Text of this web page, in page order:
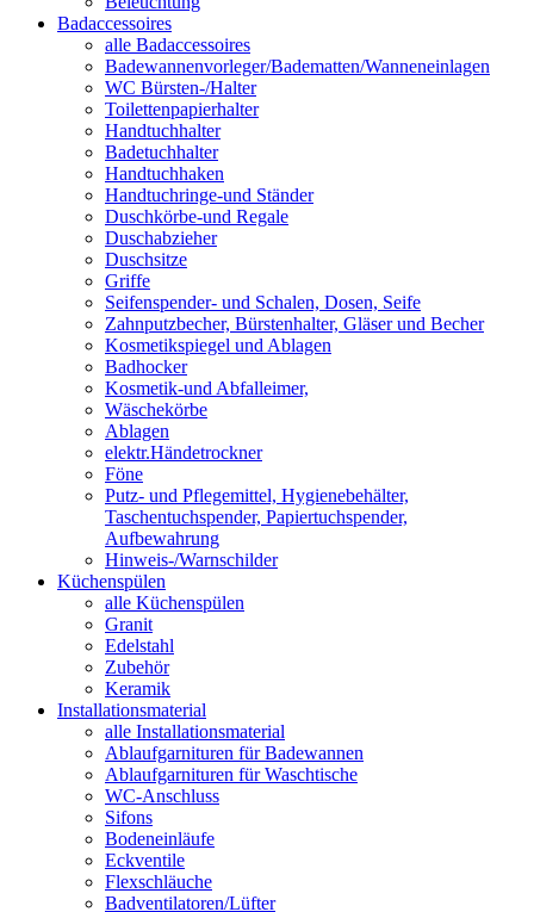
Badaccessoires
alle Badaccessoires
Badewannenvorleger/Badematten/Wanneneinlagen
WC Bürsten-/Halter
Toilettenpapierhalter
Handtuchhalter
Badetuchhalter
Handtuchhaken
Handtuchringe-und Ständer
Duschkörbe-und Regale
Duschabzieher
Duschsitze
Griffe
Seifenspender- und Schalen, Dosen, Seife
Zahnputzbecher, Bürstenhalter, Gläser und Becher
Kosmetikspiegel und Ablagen
Badhocker
Kosmetik-und Abfalleimer,
Wäschekörbe
Ablagen
elektr.Händetrockner
Föne
Putz- und Pflegemittel, Hygienebehälter,
Taschentuchspender, Papiertuchspender,
Aufbewahrung
Hinweis-/Warnschilder
Küchenspülen
alle Küchenspülen
Granit
Edelstahl
Zubehör
Keramik
Installationsmaterial
alle Installationsmaterial
Ablaufgarnituren für Badewannen
Ablaufgarnituren für Waschtische
WC-Anschluss
Sifons
Bodeneinläufe
Eckventile
Flexschläuche
Badventilatoren/Lüfter